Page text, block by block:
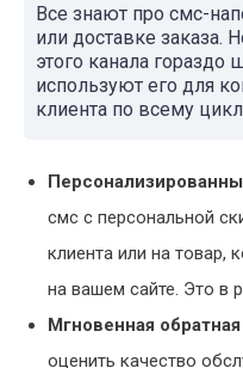
Все знают про смс-
или доставке заказа.
этого канала
используют его для
клиента по всему
смс с персональной
клиента или на товар,
на вашем сайте. Это в
Мгновенная
оценить качество